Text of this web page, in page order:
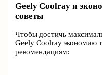
Geely Coolray и
советы
Чтобы достичь
Geely Coolray экономию
рекомендациям: